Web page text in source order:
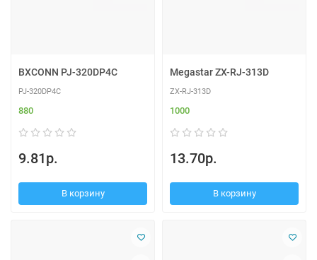
BXCONN PJ-320DP4C
PJ-320DP4C
880
9.81р.
В корзину
Megastar ZX-RJ-313D
ZX-RJ-313D
1000
13.70р.
В корзину